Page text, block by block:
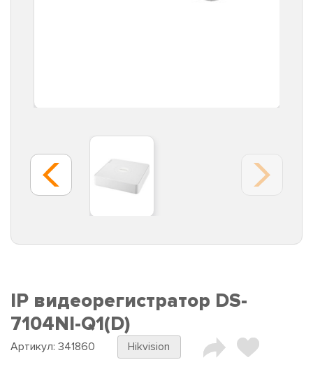
IP видеорегистратор DS-
7104NI-Q1(D)
Артикул: 341860 Hikvision